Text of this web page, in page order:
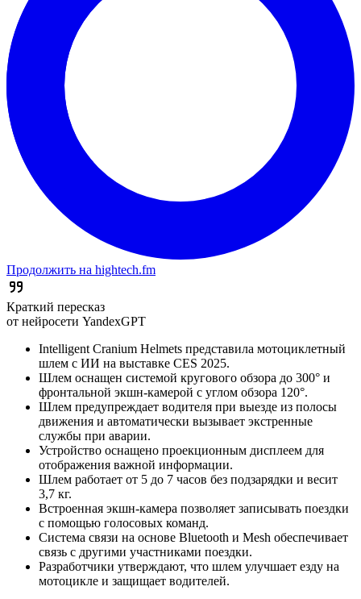
Продолжить на hightech.fm
Краткий пересказ
от нейросети YandexGPT
Intelligent Cranium Helmets представила мотоциклетный
шлем с ИИ на выставке CES 2025.
Шлем оснащен системой кругового обзора до 300° и
фронтальной экшн-камерой с углом обзора 120°.
Шлем предупреждает водителя при выезде из полосы
движения и автоматически вызывает экстренные
службы при аварии.
Устройство оснащено проекционным дисплеем для
отображения важной информации.
Шлем работает от 5 до 7 часов без подзарядки и весит
3,7 кг.
Встроенная экшн-камера позволяет записывать поездки
с помощью голосовых команд.
Система связи на основе Bluetooth и Mesh обеспечивает
связь с другими участниками поездки.
Разработчики утверждают, что шлем улучшает езду на
мотоцикле и защищает водителей.